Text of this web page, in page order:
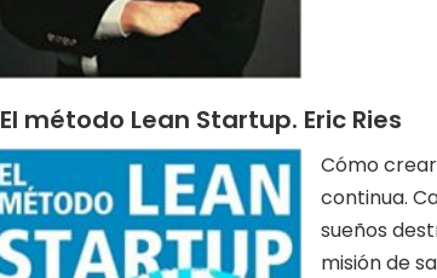
El método Lean Startup. Eric Ries
Cómo
continua.
sueños
misión de